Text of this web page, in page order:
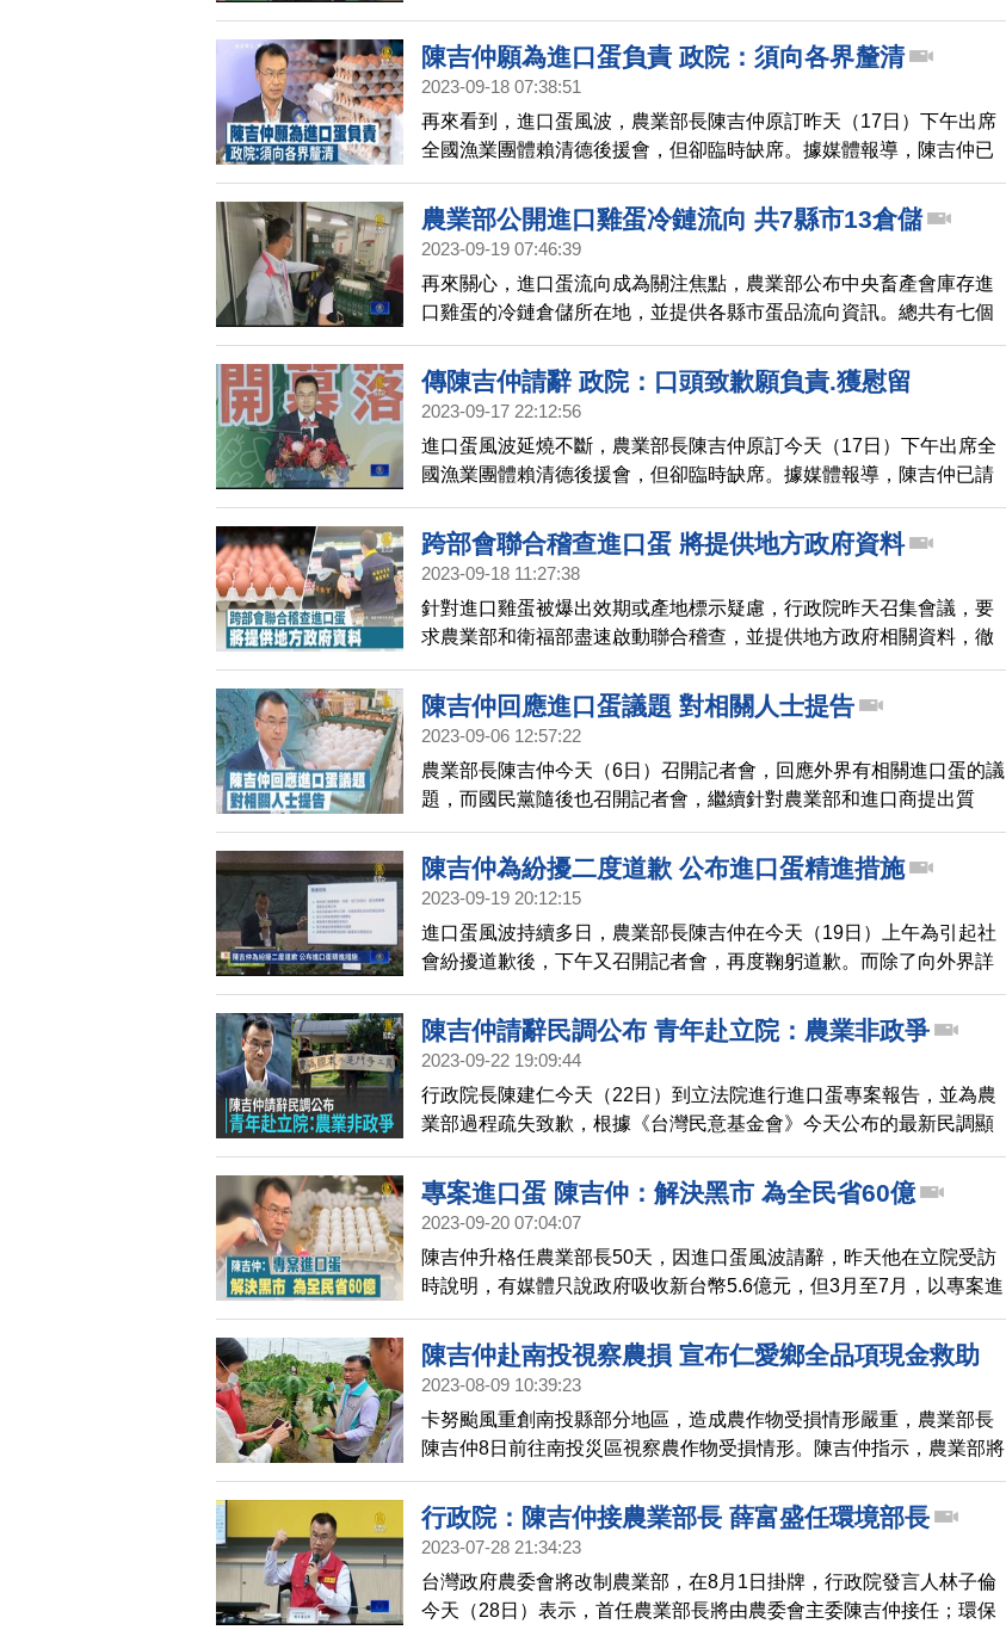
告時，要持續監督。行政院副院長鄭文燦指出，進口蛋資料完全公開
透明，也肯定陳吉仲任內為農業轉型的用心，是有感情的好部長。
陳吉仲願為進口蛋負責 政院：須向各界釐清
2023-09-18 07:38:51
再來看到，進口蛋風波，農業部長陳吉仲原訂昨天（17日）下午出席
全國漁業團體賴清德後援會，但卻臨時缺席。據媒體報導，陳吉仲已
請辭獲准。對此，行政院發言人林子倫回應，陳吉仲的確有向行政院
長陳建仁口頭致歉，並主動表示願意負責。不過陳建仁認為，現階段
陳吉仲有責任持續向各界釐清所有質疑，並對進口蛋政策進行通盤檢
日）的行政院院會，針對進口蛋專案提出報告。今天中午陳吉仲預計
將主持非洲豬瘟應變中心會議。
農業部公開進口雞蛋冷鏈流向 共7縣市13倉儲
2023-09-19 07:46:39
再來關心，進口蛋流向成為關注焦點，農業部公布中央畜產會庫存進
口雞蛋的冷鏈倉儲所在地，並提供各縣市蛋品流向資訊。總共有七個
縣市，十三個倉儲，分布在新北市、桃園市、彰化縣、雲林縣、嘉義
縣、高雄市與屏東縣。今天開始將針對全台十六家進口雞蛋洗選業，
與衛福部展開連續三天的聯合輔導工作。農業部強調，會確保到期專
傳陳吉仲請辭 政院：口頭致歉願負責.獲慰留
2023-09-17 22:12:56
進口蛋風波延燒不斷，農業部長陳吉仲原訂今天（17日）下午出席全
國漁業團體賴清德後援會，但卻臨時缺席。據媒體報導，陳吉仲已請
辭獲准。對於相關傳聞，行政院表示，陳吉仲的確有向陳建仁口頭致
歉，並表示願意負責，但獲慰留。
跨部會聯合稽查進口蛋 將提供地方政府資料
2023-09-18 11:27:38
針對進口雞蛋被爆出效期或產地標示疑慮，行政院昨天召集會議，要
求農業部和衛福部盡速啟動聯合稽查，並提供地方政府相關資料，徹
查雞蛋流向、業者是否依法辦理等。
陳吉仲回應進口蛋議題 對相關人士提告
2023-09-06 12:57:22
農業部長陳吉仲今天（6日）召開記者會，回應外界有相關進口蛋的議
題，而國民黨隨後也召開記者會，繼續針對農業部和進口商提出質
疑。
陳吉仲為紛擾二度道歉 公布進口蛋精進措施
2023-09-19 20:12:15
進口蛋風波持續多日，農業部長陳吉仲在今天（19日）上午為引起社
會紛擾道歉後，下午又召開記者會，再度鞠躬道歉。而除了向外界詳
細說明相關的疑義以外，陳吉仲也公布了對於進口雞蛋專案的精進措
施。
陳吉仲請辭民調公布 青年赴立院：農業非政爭
2023-09-22 19:09:44
行政院長陳建仁今天（22日）到立法院進行進口蛋專案報告，並為農
業部過程疏失致歉，根據《台灣民意基金會》今天公布的最新民調顯
示，有2成1的國人滿意陳吉仲處理缺蛋危機的表現，但有高達5成7不
滿意。不過，今天在立法院外也有年輕人舉起「農為國本不是鬥爭工
具」布條，他們表示，面對農業議題應實事求是，農業部門有過錯應
後續作為，以終止假消息對台灣社會的傷害，他們呼籲，各黨派團結
促進台灣農業發展。
專案進口蛋 陳吉仲：解決黑市 為全民省60億
2023-09-20 07:04:07
陳吉仲升格任農業部長50天，因進口蛋風波請辭，昨天他在立院受訪
時說明，有媒體只說政府吸收新台幣5.6億元，但3月至7月，以專案進
口供給30億顆雞蛋，解決了黑市問題，也讓每個消費者省2元，等於
省了60億元。
陳吉仲赴南投視察農損 宣布仁愛鄉全品項現金救助
2023-08-09 10:39:23
卡努颱風重創南投縣部分地區，造成農作物受損情形嚴重，農業部長
陳吉仲8日前往南投災區視察農作物受損情形。陳吉仲指示，農業部將
公告仁愛鄉為卡努颱風農業天然災害全品項農作物救助地區，請農友
於公告次日起10日內至公所申報。
行政院：陳吉仲接農業部長 薛富盛任環境部長
2023-07-28 21:34:23
台灣政府農委會將改制農業部，在8月1日掛牌，行政院發言人林子倫
今天（28日）表示，首任農業部長將由農委會主委陳吉仲接任；環保